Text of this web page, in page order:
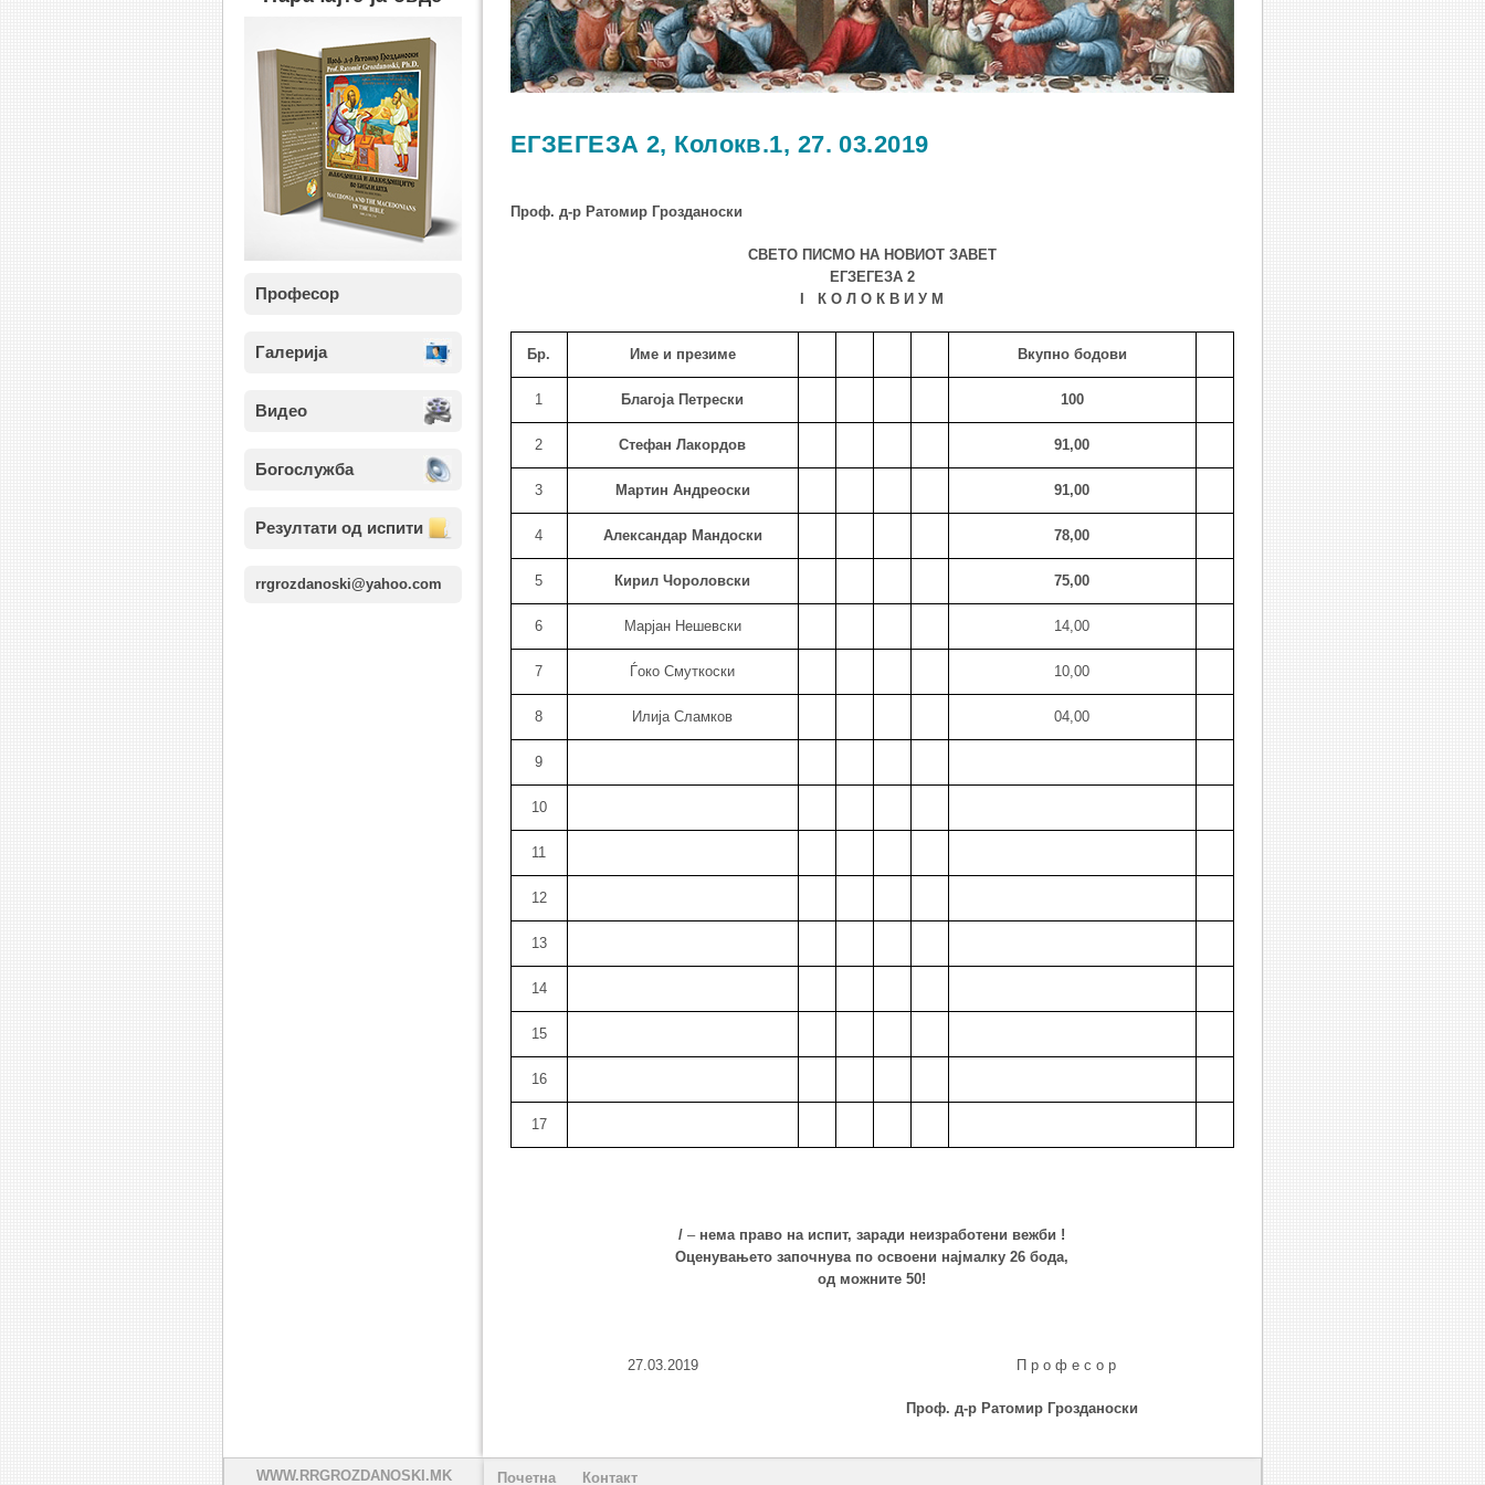
Професор
Галерија
Видео
Богослужба
Резултати од испити
rrgrozdanoski@yahoo.com
ЕГЗЕГЕЗА 2, Колокв.1, 27. 03.2019
Проф. д-р Ратомир Грозданоски
СВЕТО ПИСМО НА НОВИОТ ЗАВЕТ
ЕГЗЕГЕЗА 2
I К О Л О К В И У М
Бр. Име и презиме Вкупно бодови
1 Благоја Петрески 100
2 Стефан Лакордов 91,00
3 Мартин Андреоски 91,00
4 Александар Мандоски 78,00
5 Кирил Чороловски 75,00
6 Марјан Нешевски 14,00
7 Ѓоко Смуткоски 10,00
8 Илија Сламков 04,00
9
10
11
12
13
14
15
16
17
/– нема право на испит, заради неизработени вежби !
Оценувањето започнува по освоени најмалку26 бода,
од можните 50!
27.03.2019 П р о ф е с о р
Проф. д-р Ратомир Грозданоски
WWW.RRGROZDANOSKI.MK Почетна Контакт